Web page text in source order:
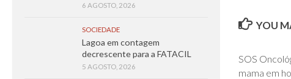
YOU
SOS
mama em
6 AGOSTO, 2026
SOCIEDADE
Lagoa em contagem
decrescente para a FATACIL
5 AGOSTO, 2026